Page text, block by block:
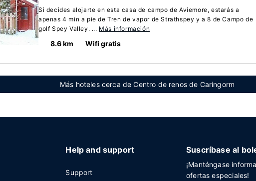
Si decides alojarte en esta casa de campo de Aviemore, estarás a
apenas 4 min a pie de Tren de vapor de Strathspey y a 8 de Campo de
golf Spey Valley. ... Más información
8.6 km Wifi gratis
Más hoteles cerca de Centro de renos de Caringorm
Help and support
Support
Suscríbase al
¡Manténgase
ofertas especiales!